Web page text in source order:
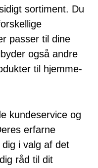
sortiment. Du
passer til dine
også andre
til hjemme-
kundeservice og
erfarne
i valg af det
råd til dit